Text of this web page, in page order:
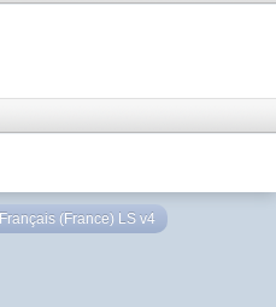
Français (France) LS v4